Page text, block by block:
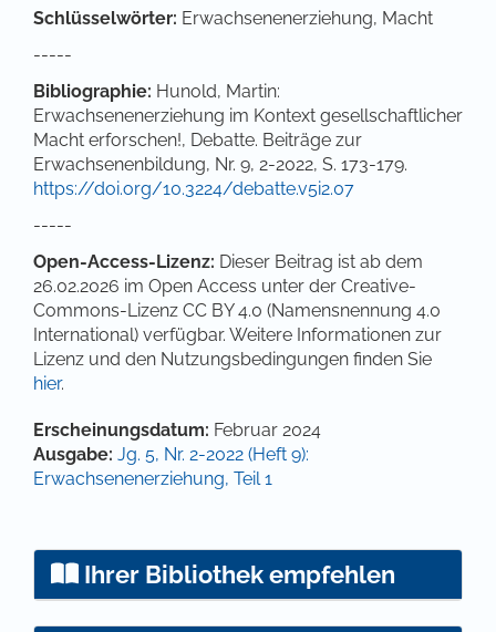
Schlüsselwörter: Erwachsenenerziehung, Macht
-----
Bibliographie: Hunold, Martin:
Erwachsenenerziehung im Kontext gesellschaftlicher
Macht erforschen!, Debatte. Beiträge zur
Erwachsenenbildung, Nr. 9, 2-2022, S. 173-179.
https://doi.org/10.3224/debatte.v5i2.07
-----
Open-Access-Lizenz: Dieser Beitrag ist ab dem
26.02.2026 im Open Access unter der Creative-
Commons-Lizenz CC BY 4.0 (Namensnennung 4.0
International) verfügbar. Weitere Informationen zur
Lizenz und den Nutzungsbedingungen finden Sie
hier.
Artikel-Details
Erscheinungsdatum: Februar 2024
Ausgabe: Jg. 5, Nr. 2-2022 (Heft 9):
Erwachsenenerziehung, Teil 1
Ihrer Bibliothek empfehlen